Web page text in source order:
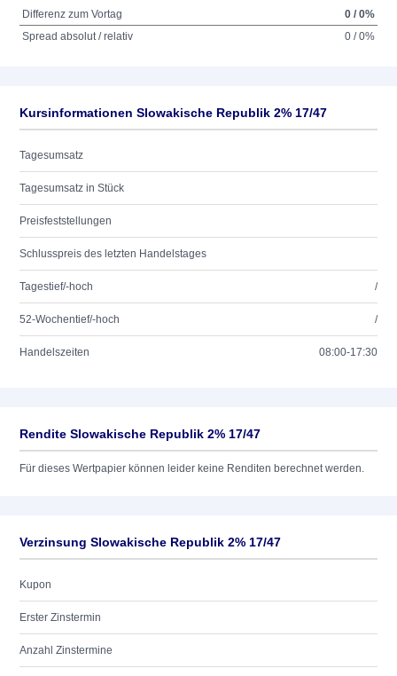
Differenz zum Vortag
0 / 0%
Spread absolut / relativ
0 / 0%
Kursinformationen Slowakische Republik 2% 17/47
Tagesumsatz
Tagesumsatz in Stück
Preisfeststellungen
Schlusspreis des letzten Handelstages
Tagestief/-hoch /
52-Wochentief/-hoch /
Handelszeiten 08:00-17:30
Rendite Slowakische Republik 2% 17/47
Für dieses Wertpapier können leider keine Renditen berechnet werden.
Verzinsung Slowakische Republik 2% 17/47
Kupon
Erster Zinstermin
Anzahl Zinstermine